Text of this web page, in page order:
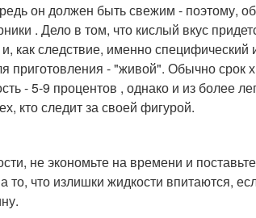
он должен быть свежим - поэтому,
. Дело в том, что кислый вкус
как следствие, именно специфический
приготовления - "живой". Обычно срок
- 5-9 процентов , однако и из более
кто следит за своей фигурой.
не экономьте на времени и
что излишки жидкости впитаются,